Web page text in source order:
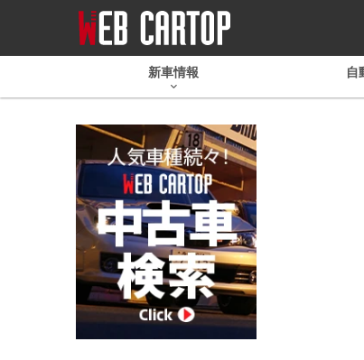
新車情報 自